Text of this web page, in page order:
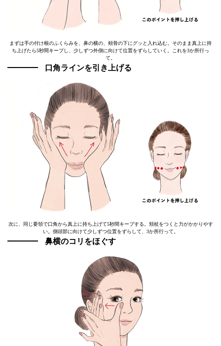
まずは手の付け根のふくらみを、鼻の横の、頰骨の下にグッと入れ込む。そのまま真上に持
ち上げたら5秒間キープし、少しずつ外側に向けて位置をずらしていく。これを3か所行っ
て。
口角ラインを引き上げる
次に、同じ要領で口角から真上に持ち上げて5秒間キープする。頬杖をつくと力がかかりやす
い。側頭部に向けて少しずつ位置をずらして、3か所行って。
鼻横のコリをほぐす